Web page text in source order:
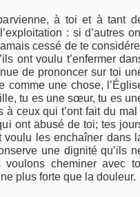
à toi et à tant
: si d’autres
cessé de te
ont voulu t’enfermer
de prononcer sur toi
comme une chose,
tu es une sœur, tu es
à ceux qui t’ont fait du mal
ont abusé de toi; tes
voulu les enchaîner dans
une dignité qu’ils
voulons cheminer avec
plus forte que la douleur.